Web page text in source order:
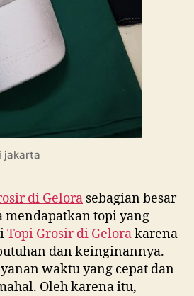
jakarta
di Gelora sebagian besar
mendapatkan topi yang
Topi Grosir di Gelorakarena
dan keinginannya.
waktu yang cepat dan
Oleh karena itu,